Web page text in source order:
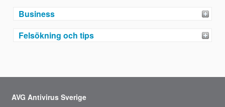
Business
Felsökning och tips
AVG Antivirus Sverige